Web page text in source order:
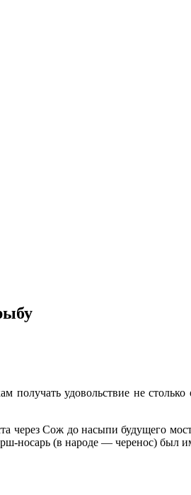
получать удовольствие не
Сож до насыпи будущего
носарь (в народе — черенос) был